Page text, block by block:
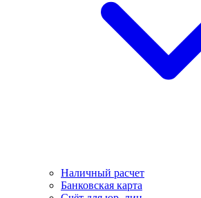
Наличный расчет
Банковская карта